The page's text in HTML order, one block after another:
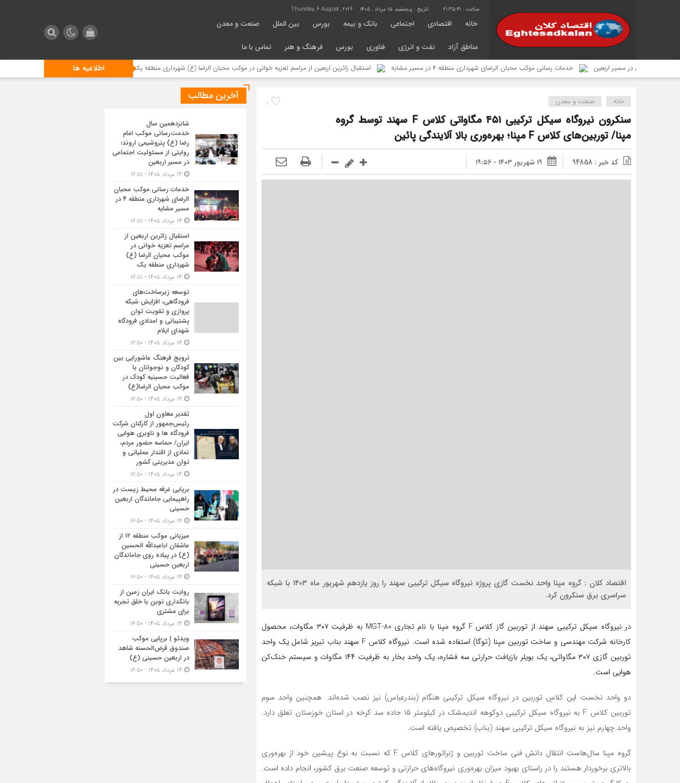
21:35:42 تاریخ : پنجشنبه, ۱۵ مرداد , ۱۴۰۵ Thursday, 6 August , 2026
خانه اقتصادی اجتماعی بانک و بیمه بورس بین الملل صنعت و معدن
مناطق آزاد نفت و انرژی فناوری بورس فرهنگ و هنر تماس با ما
اطلاعیه ها در مسیر اربعین خدمات رسانی موکب محبان الرضای شهرداری منطقه ۴ در مسیر مشایه استقبال زائرین اربعین از مراسم تعزیه خوانی در موکب محبان الرضا (ع) شهرداری منطقه یک توسعه زیرساخت‌های فرودگاهی، افزایش شبکه
6 خانه صنعت و معدن
سنکرون نیروگاه سیکل ترکیبی ۴۵۱ مگاواتی کلاس F سهند توسط گروه
مپنا/ توربین‌های کلاس F مپنا؛ بهره‌وری بالا آلایندگی پائین
کد خبر : 94858 ۱۹ شهریور ۱۴۰۳ - ۱۹:۵۶
اقتصاد کلان : گروه مپنا واحد نخست گازی پروژه نیروگاه سیکل ترکیبی سهند را روز یازدهم شهریور ماه ۱۴۰۳ با شبکه
سراسری برق سنکرون کرد.
در نیروگاه سیکل ترکیبی سهند از توربین گاز کلاس F گروه مپنا با نام تجاری MGT-80 به ظرفیت ۳۰۷ مگاوات، محصول
کارخانه شرکت مهندسی و ساخت توربین مپنا (توگا) استفاده شده است. نیروگاه کلاس F سهند بناب تبریز شامل یک واحد
توربین گازی ۳۰۷ مگاواتی، یک بویلر بازیافت حرارتی سه فشاره، یک واحد بخار به ظرفیت ۱۴۴ مگاوات و سیستم خنک‌کن
هوایی است.
دو واحد نخست این کلاسِ توربین در نیروگاه سیکل ترکیبی هنگام (بندرعباس) نیز نصب شده‌اند. همچنین واحد سوم
توربین کلاس F به نیروگاه سیکل ترکیبی دوکوهه اندیمشک در کیلومتر ۱۵ جاده سد کرخه در استان خوزستان تعلق دارد.
واحد چهارم نیز به نیروگاه سیکل ترکیبی سهند (بناب) تخصیص یافته است.
گروه مپنا سال‌هاست انتقال دانش فنی ساخت توربین و ژنراتورهای کلاس F که نسبت به نوع پیشین خود از بهره‌وری
بالاتری برخوردار هستند را در راستای بهبود میزان بهره‌وری نیروگاه‌های حرارتی و توسعه صنعت برق کشور، انجام داده است.
آخرین مطالب
شانزدهمین سال
خدمت‌رسانی موکب امام
رضا (ع) پتروشیمی اروند؛
روایتی از مسئولیت اجتماعی
در مسیر اربعین
خدمات رسانی موکب محبان
الرضای شهرداری منطقه ۴ در
مسیر مشایه
استقبال زائرین اربعین از
مراسم تعزیه خوانی در
موکب محبان الرضا (ع)
شهرداری منطقه یک
توسعه زیرساخت‌های
فرودگاهی، افزایش شبکه
پروازی و تقویت توان
پشتیبانی و امدادی فرودگاه
شهدای ایلام
ترویج فرهنگ عاشورایی بین
کودکان و نوجوانان با
فعالیت حسینیه کودک در
موکب محبان الرضا(ع)
تقدیر معاون اول
رئیس‌جمهور از کارکنان شرکت
فرودگاه ها و ناوبری هوایی
ایران/ حماسه حضور مردم،
نمادی از اقتدار عملیاتی و
توان مدیریتی کشور
برپایی غرفه محیط زیست در
راهپیمایی جاماندگان اربعین
حسینی
میزبانی موکب منطقه ۱۲ از
عاشقان اباعبدالله الحسین
(ع) در پیاده روی جاماندگان
اربعین حسینی
روایت بانک ایران زمین از
بانکداری نوین با خلق تجربه
برای مشتری
ویدئو | برپایی موکب
صندوق قرض‌الحسنه شاهد
در اربعین حسینی (ع)